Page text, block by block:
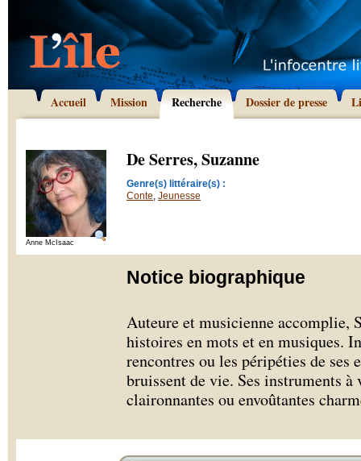
Accueil Mission Recherche Dossier de presse
Anne McIsaac
De Serres, Suzanne
Genre(s) littéraire(s) :
Conte, Jeunesse
Notice biographique
Auteure et musicienne accomplie,
histoires en mots et en musiques.
rencontres ou les péripéties de ses
bruissent de vie. Ses instruments
claironnantes ou envoûtantes